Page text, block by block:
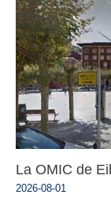
La OMIC de
2026-08-01